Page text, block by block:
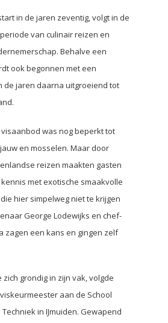
in de jaren zeventig, volgt in de
van culinair reizen en
Behalve een
ook begonnen met een
de jaren daarna uitgroeiend tot
was nog beperkt tot
en mosselen. Maar door
reizen maakten gasten
met exotische smaakvolle
die hier simpelweg niet te krijgen
George Lodewijks en chef-
zagen een kans en gingen zelf
grondig in zijn vak, volgde
aan de School
in IJmuiden. Gewapend